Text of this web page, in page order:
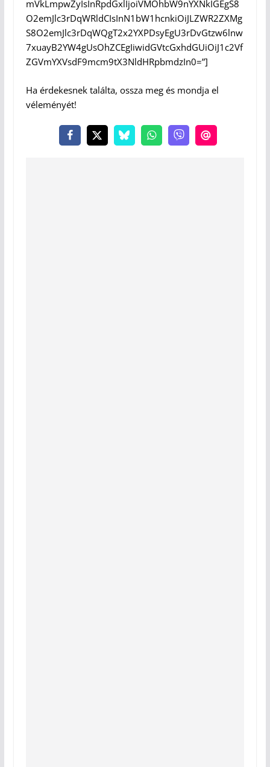
mVkLmpwZyIsInRpdGxlIjoiVMOhbW9nYXNkIGEgS8
O2emJlc3rDqWRldCIsInN1bW1hcnkiOiJLZWR2ZXMg
S8O2emJlc3rDqWQgT2x2YXPDsyEgU3rDvGtzw6lnw
7xuayB2YW4gUsOhZCEgIiwidGVtcGxhdGUiOiJ1c2Vf
ZGVmYXVsdF9mcm9tX3NldHRpbmdzIn0=”]
Ha érdekesnek találta, ossza meg és mondja el
véleményét!